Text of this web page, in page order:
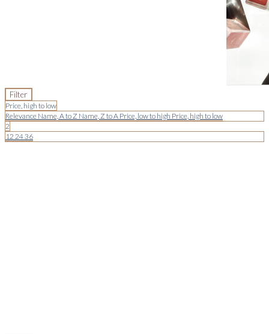
Filter
Price, high to low
Relevance Name, A to Z Name, Z to A Price, low to high Price, high to low
2
12 2436